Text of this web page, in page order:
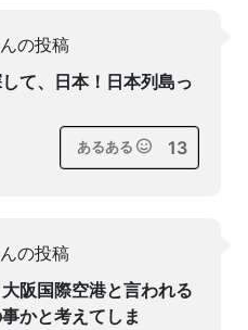
の投稿
て、日本！日本列島っ
あるある 13
の投稿
阪国際空港と言われる
かと考えてしま